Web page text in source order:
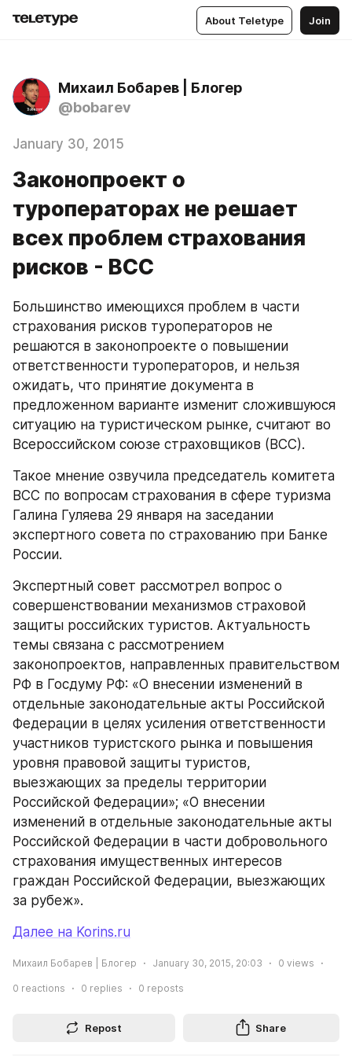
About Teletype Join
Михаил Бобарев | Блогер
@bobarev
January 30, 2015
Законопроект о
туроператорах не решает
всех проблем страхования
рисков - ВСС
Большинство имеющихся проблем в части
страхования рисков туроператоров не
решаются в законопроекте о повышении
ответственности туроператоров, и нельзя
ожидать, что принятие документа в
предложенном варианте изменит сложившуюся
ситуацию на туристическом рынке, считают во
Всероссийском союзе страховщиков (ВСС).
Такое мнение озвучила председатель комитета
ВСС по вопросам страхования в сфере туризма
Галина Гуляева 29 января на заседании
экспертного совета по страхованию при Банке
России.
Экспертный совет рассмотрел вопрос о
совершенствовании механизмов страховой
защиты российских туристов. Актуальность
темы связана с рассмотрением
законопроектов, направленных правительством
РФ в Госдуму РФ: «О внесении изменений в
отдельные законодательные акты Российской
Федерации в целях усиления ответственности
участников туристского рынка и повышения
уровня правовой защиты туристов,
выезжающих за пределы территории
Российской Федерации»; «О внесении
изменений в отдельные законодательные акты
Российской Федерации в части добровольного
страхования имущественных интересов
граждан Российской Федерации, выезжающих
за рубеж».
Далее на Korins.ru
Михаил Бобарев | Блогер January 30, 2015, 20:03 0 views
0 reactions 0 replies 0 reposts
Repost Share